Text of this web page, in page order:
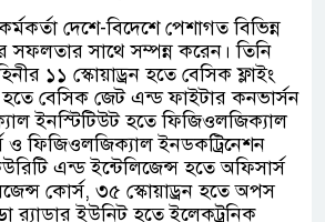
দেশে-বিদেশে পেশাগত বিভিন্ন
সফলতার সাথে সম্পন্ন করেন। তিনি
১১ স্কোয়াড্রন হতে বেসিক ফ্লাইং
হতে বেসিক জেট এন্ড ফাইটার কনভার্সন
ইনস্টিটিউট হতে ফিজিওলজিক্যাল
ও ফিজিওলজিক্যাল ইনডকট্রিনেশন
এন্ড ইন্টেলিজেন্স হতে অফিসার্স
কোর্স, ৩৫ স্কোয়াড্রন হতে অপস
র‌্যাডার ইউনিট হতে ইলেকট্রনিক